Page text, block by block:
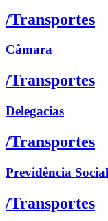
/Transportes
Câmara
/Transportes
Delegacias
/Transportes
Previdência Social
/Transportes